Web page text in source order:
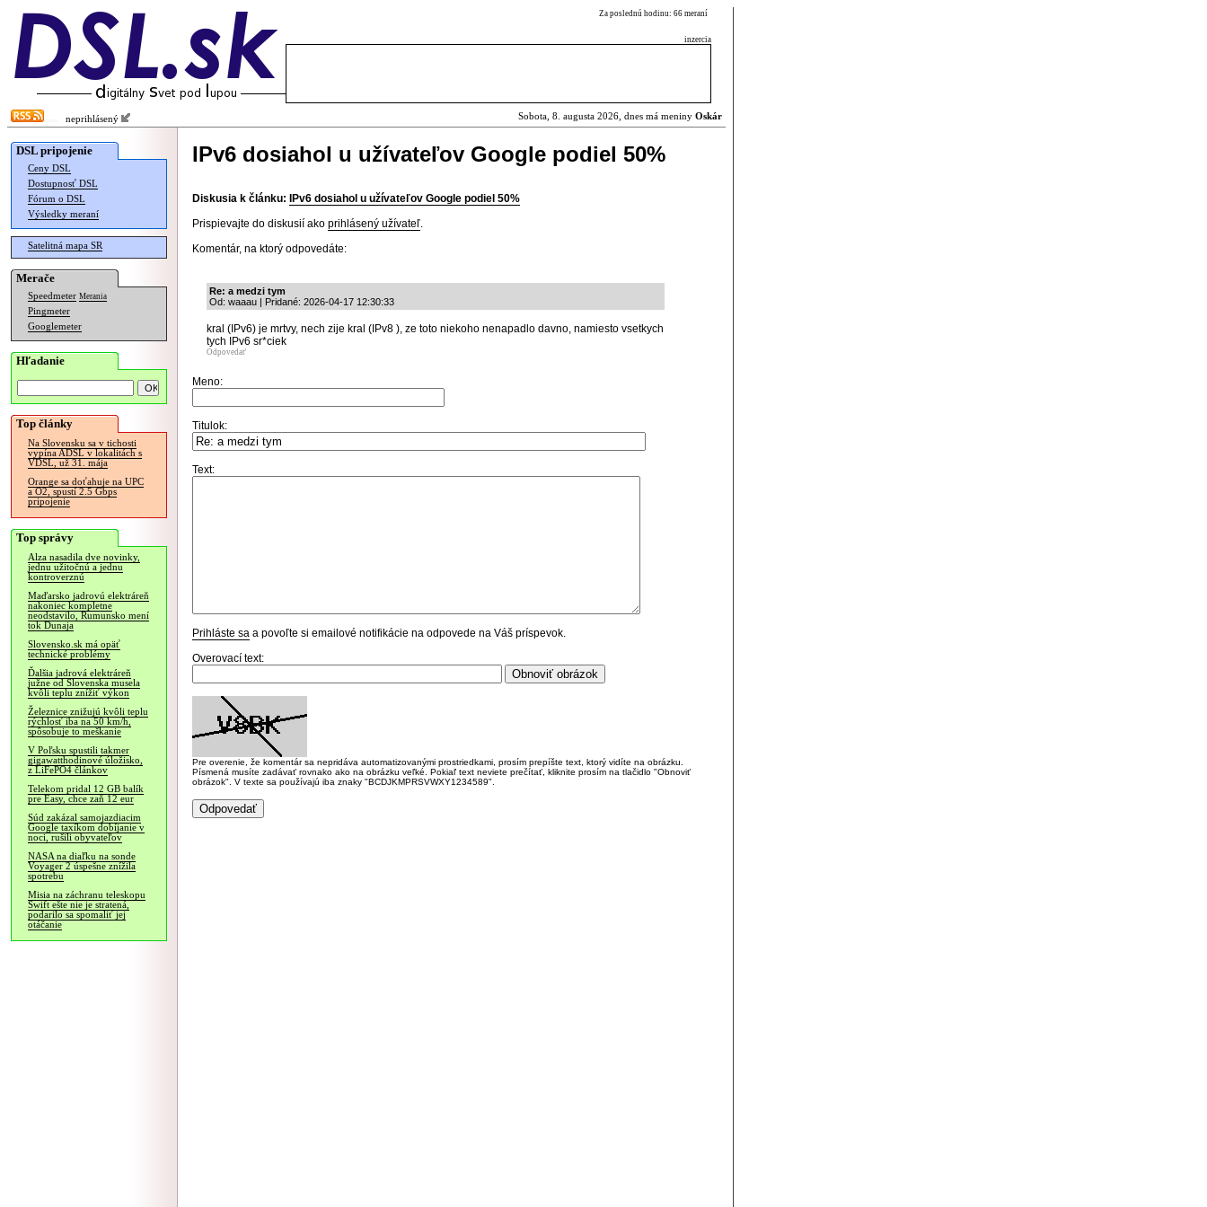
Za poslednú hodinu: 66 meraní
inzercia
neprihlásený Sobota, 8. augusta 2026, dnes má meniny Oskár
DSL pripojenie
Ceny DSL
Dostupnosť DSL
Fórum o DSL
Výsledky meraní
Satelitná mapa SR
Merače
Speedmeter Merania
Pingmeter
Googlemeter
Hľadanie
Top články
Na Slovensku sa v tichosti
vypína ADSL v lokalitách s
VDSL, už 31. mája
Orange sa doťahuje na UPC
a O2, spustí 2.5 Gbps
pripojenie
Top správy
Alza nasadila dve novinky,
jednu užitočnú a jednu
kontroverznú
Maďarsko jadrovú elektráreň
nakoniec kompletne
neodstavilo, Rumunsko mení
tok Dunaja
Slovensko.sk má opäť
technické problémy
Ďalšia jadrová elektráreň
južne od Slovenska musela
kvôli teplu znížiť výkon
Železnice znižujú kvôli teplu
rýchlosť iba na 50 km/h,
spôsobuje to meškanie
V Poľsku spustili takmer
gigawatthodinové úložisko,
z LiFePO4 článkov
Telekom pridal 12 GB balík
pre Easy, chce zaň 12 eur
Súd zakázal samojazdiacim
Google taxíkom dobíjanie v
noci, rušili obyvateľov
NASA na diaľku na sonde
Voyager 2 úspešne znížila
spotrebu
Misia na záchranu teleskopu
Swift ešte nie je stratená,
podarilo sa spomaliť jej
otáčanie
IPv6 dosiahol u užívateľov Google podiel 50%
Diskusia k článku:
IPv6 dosiahol u užívateľov Google podiel 50%
Prispievajte do diskusií ako prihlásený užívateľ.
Komentár, na ktorý odpovedáte:
Re: a medzi tym
Od: waaau | Pridané: 2026-04-17 12:30:33
kral (IPv6) je mrtvy, nech zije kral (IPv8 ), ze toto niekoho nenapadlo davno, namiesto vsetkych
tych IPv6 sr*ciek
Odpovedať
Meno:
Titulok:
Text:
Prihláste sa a povoľte si emailové notifikácie na odpovede na Váš príspevok.
Overovací text:
Pre overenie, že komentár sa nepridáva automatizovanými prostriedkami, prosím prepíšte text, ktorý vidíte na obrázku.
Písmená musíte zadávať rovnako ako na obrázku veľké. Pokiaľ text neviete prečítať, kliknite prosím na tlačidlo "Obnoviť
obrázok". V texte sa používajú iba znaky "BCDJKMPRSVWXY1234589".